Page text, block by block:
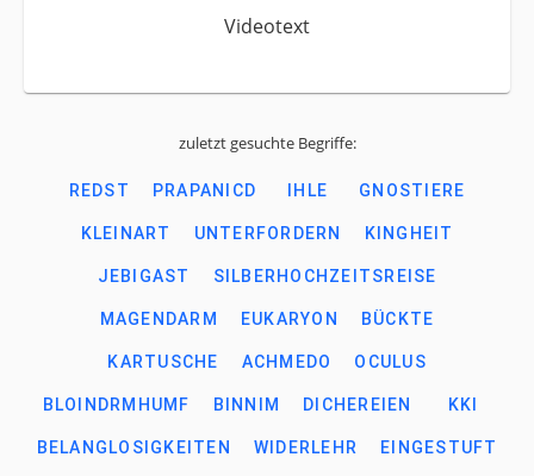
Videotext
zuletzt gesuchte Begriffe:
REDST PRAPANICD IHLE GNOSTIERE
KLEINART UNTERFORDERN KINGHEIT
JEBIGAST SILBERHOCHZEITSREISE
MAGENDARM EUKARYON BÜCKTE
KARTUSCHE ACHMEDO OCULUS
BLOINDRMHUMF BINNIM DICHEREIEN KKI
BELANGLOSIGKEITEN WIDERLEHR EINGESTUFT